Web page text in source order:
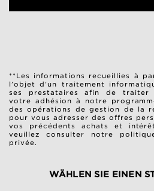
**Les informations recueillies à
l’objet d’un traitement
ses prestataires afin de traiter
votre adhésion à notre
des opérations de gestion de la
pour vous adresser des offres
vos précédents achats et
veuillez consulter notre
privée.
WÄHLEN SIE EINEN